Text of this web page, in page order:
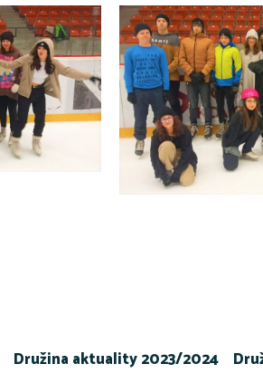
Družina aktuality 2023/2024